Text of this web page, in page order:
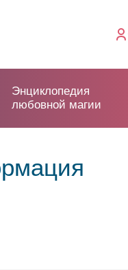
Энциклопедия
любовной магии